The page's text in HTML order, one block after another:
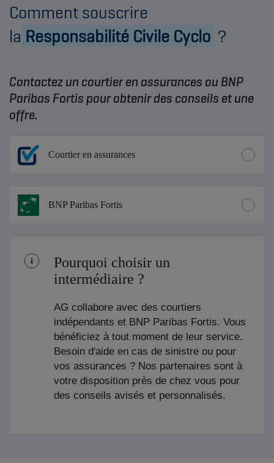
Comment souscrire
la Responsabilité Civile Cyclo ?